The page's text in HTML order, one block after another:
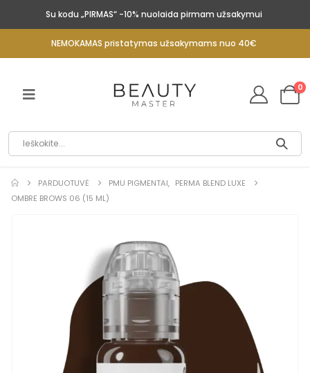
Su kodu „PIRMAS“ -10% nuolaida pirmam užsakymui
NEMOKAMAS pristatymas užsakymams nuo 40€
0
PARDUOTUVĖ PMU PIGMENTAI, PERMA BLEND LUXE
OMBRE BROWS 06 (15 ML)